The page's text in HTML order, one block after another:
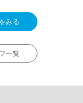
みる
一覧